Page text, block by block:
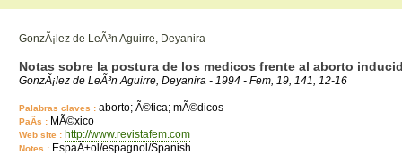
GonzÃ¡lez de LeÃ³n Aguirre, Deyanira
Notas sobre la postura de los medicos frente al aborto
GonzÃ¡lez de LeÃ³n Aguirre, Deyanira - 1994 - Fem, 19, 141, 12-16
Palabras claves : aborto; Ã©tica; mÃ©dicos
PaÃ­s : MÃ©xico
Web site : http://www.revistafem.com
Notes : EspaÃ±ol/espagnol/Spanish